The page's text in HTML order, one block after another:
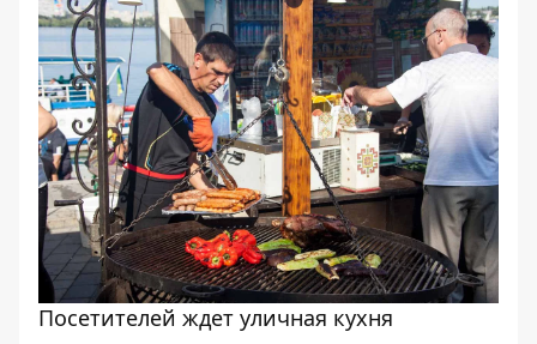
Посетителей ждет уличная кухня